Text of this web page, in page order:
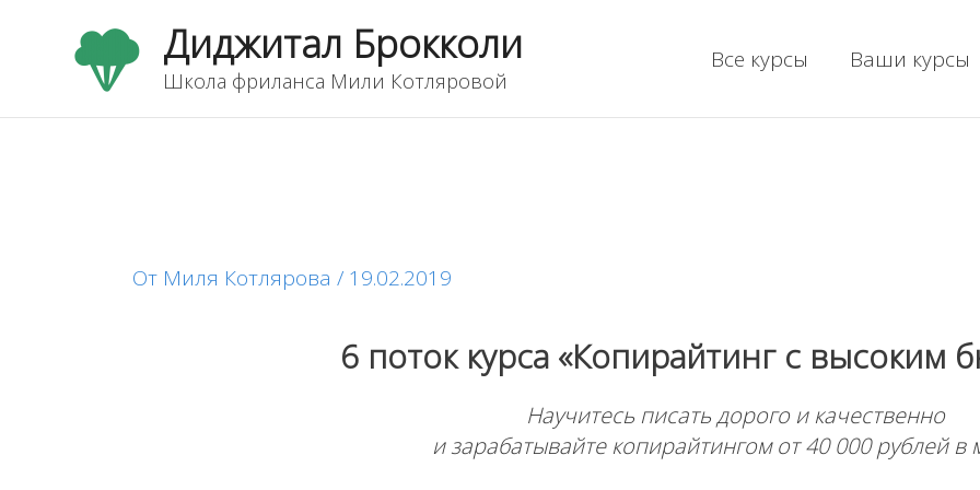
содержимому
Диджитал Брокколи
Школа фриланса Мили Котляровой
Все курсы Ваши курсы
От Миля Котлярова / 19.02.2019
6 поток курса «Копирайтинг с высоким
Научитесь писать дорого и качественно
и зарабатывайте копирайтингом от 40 000 рублей в
записям